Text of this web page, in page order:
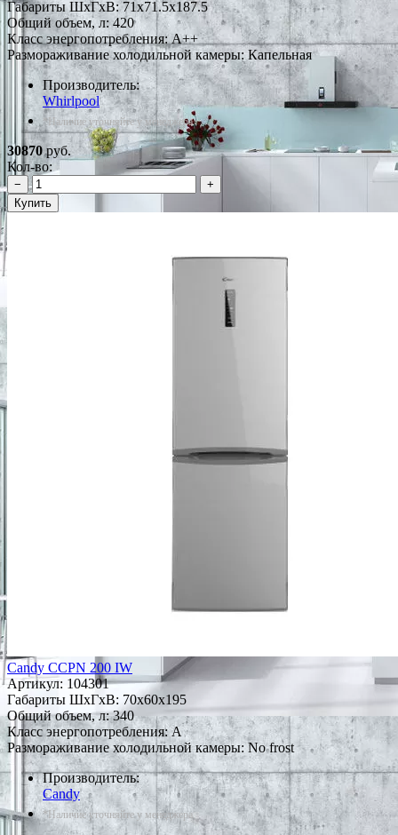
Габариты ШxГxВ: 71x71.5x187.5
Общий объем, л: 420
Класс энергопотребления: A++
Размораживание холодильной камеры: Капельная
Производитель:
Whirlpool
*Наличие уточняйте у менеджера
30870руб.
Кол-во:
−
+
Купить
Candy CCPN 200 IW
Артикул: 104301
Габариты ШxГxВ: 70x60x195
Общий объем, л: 340
Класс энергопотребления: A
Размораживание холодильной камеры: No frost
Производитель:
Candy
*Наличие уточняйте у менеджера